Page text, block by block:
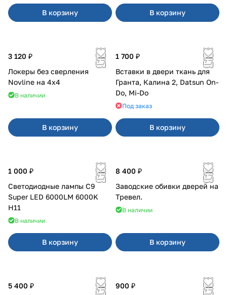
В корзину В корзину
3 120 ₽
Локеры без сверления
Novline на 4х4
В наличии
В корзину
1 700 ₽
Вставки в двери ткань для
Гранта, Калина 2, Datsun On-
Do, Mi-Do
Под заказ
В корзину
1 000 ₽
Светодиодные лампы C9
Super LED 6000LM 6000K
H11
В наличии
В корзину
8 400 ₽
Заводские обивки дверей на
Тревел.
В наличии
В корзину
5 400 ₽
900 ₽